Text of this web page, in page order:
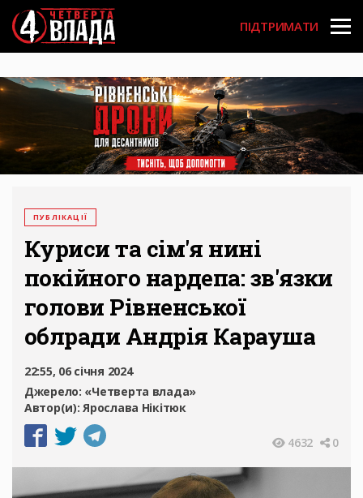
Перейти
до
основного
вмісту
User
account
menu
ПІДТРИМАТИ
ПУБЛІКАЦІЇ
Куриси та сім'я нині
покійного нардепа: зв'язки
голови Рівненської
облради Андрія Карауша
22:55, 06 січня 2024
Джерело: «Четверта влада»
Автор(и):Ярослава Нікітюк
4632 0